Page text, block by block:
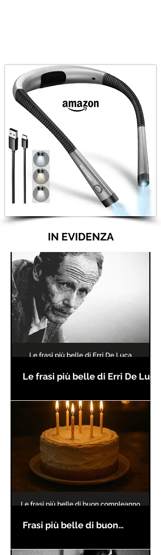
IN EVIDENZA
Le frasi più belle di Erri De Luca
Frasi più belle di buon